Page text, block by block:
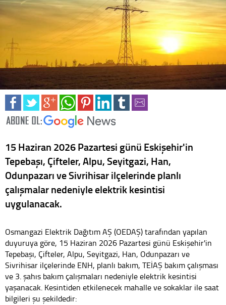
15 Haziran 2026 Pazartesi günü Eskişehir'in
Tepebaşı, Çifteler, Alpu, Seyitgazi, Han,
Odunpazarı ve Sivrihisar ilçelerinde planlı
çalışmalar nedeniyle elektrik kesintisi
uygulanacak.
Osmangazi Elektrik Dağıtım AŞ (OEDAŞ) tarafından yapılan
duyuruya göre, 15 Haziran 2026 Pazartesi günü Eskişehir'in
Tepebaşı, Çifteler, Alpu, Seyitgazi, Han, Odunpazarı ve
Sivrihisar ilçelerinde ENH, planlı bakım, TEİAŞ bakım çalışması
ve 3. şahıs bakım çalışmaları nedeniyle elektrik kesintisi
yaşanacak. Kesintiden etkilenecek mahalle ve sokaklar ile saat
bilgileri şu şekildedir: